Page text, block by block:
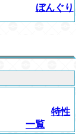
ぼんぐり
特性
一覧